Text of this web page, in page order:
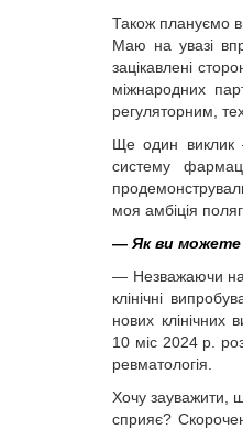
Також плануємо
Маю на увазі
зацікавлені
міжнародних
регуляторним,
Ще один виклик
систему
моя амбіція
— Як ви можете
— Незважаючи на
клінічні
нових клінічних
10 міс 2024 р.
ревматологія.
Хочу зауважити,
сприяє?